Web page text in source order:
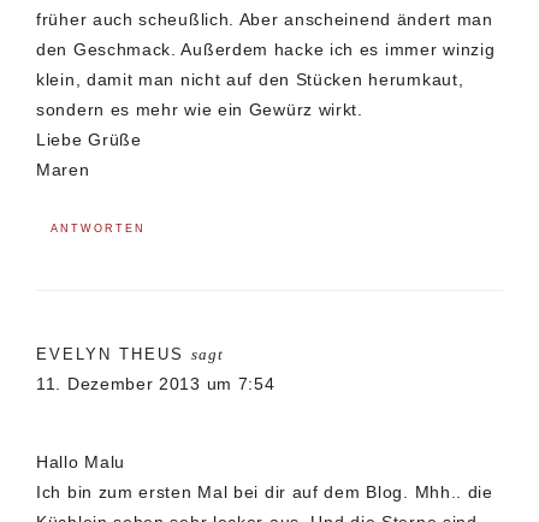
früher auch scheußlich. Aber anscheinend ändert man
den Geschmack. Außerdem hacke ich es immer winzig
klein, damit man nicht auf den Stücken herumkaut,
sondern es mehr wie ein Gewürz wirkt.
Liebe Grüße
Maren
ANTWORTEN
EVELYN THEUS sagt
11. Dezember 2013 um 7:54
Hallo Malu
Ich bin zum ersten Mal bei dir auf dem Blog. Mhh.. die